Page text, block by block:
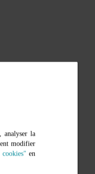
analyser la
modifier
cookies" en